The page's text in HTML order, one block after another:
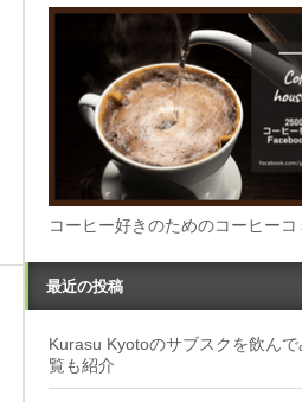
コーヒー好きのためのコーヒーコ
最近の投稿
Kurasu Kyotoのサブスクを飲ん
覧も紹介